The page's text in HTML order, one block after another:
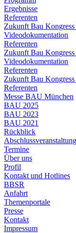
Ergebnisse
Referenten
Zukunft Bau Kongress
Videodokumentation
Referenten
Zukunft Bau Kongress
Videodokumentation
Referenten
Zukunft Bau Kongress
Referenten
Messe BAU München
BAU 2025
BAU 2023
BAU 2021
Rückblick
Termine
Über uns
Profil
Kontakt und Hotlines
BBSR
Anfahrt
Themenportale
Presse
Kontakt
Impressum